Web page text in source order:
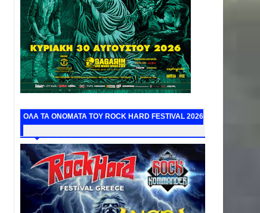
ΟΛΑ ΤΑ ΟΝΟΜΑΤΑ ΤΟΥ ROCK HARD FESTIVAL 2026